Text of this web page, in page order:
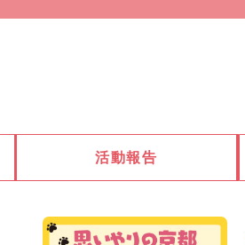
活動報告